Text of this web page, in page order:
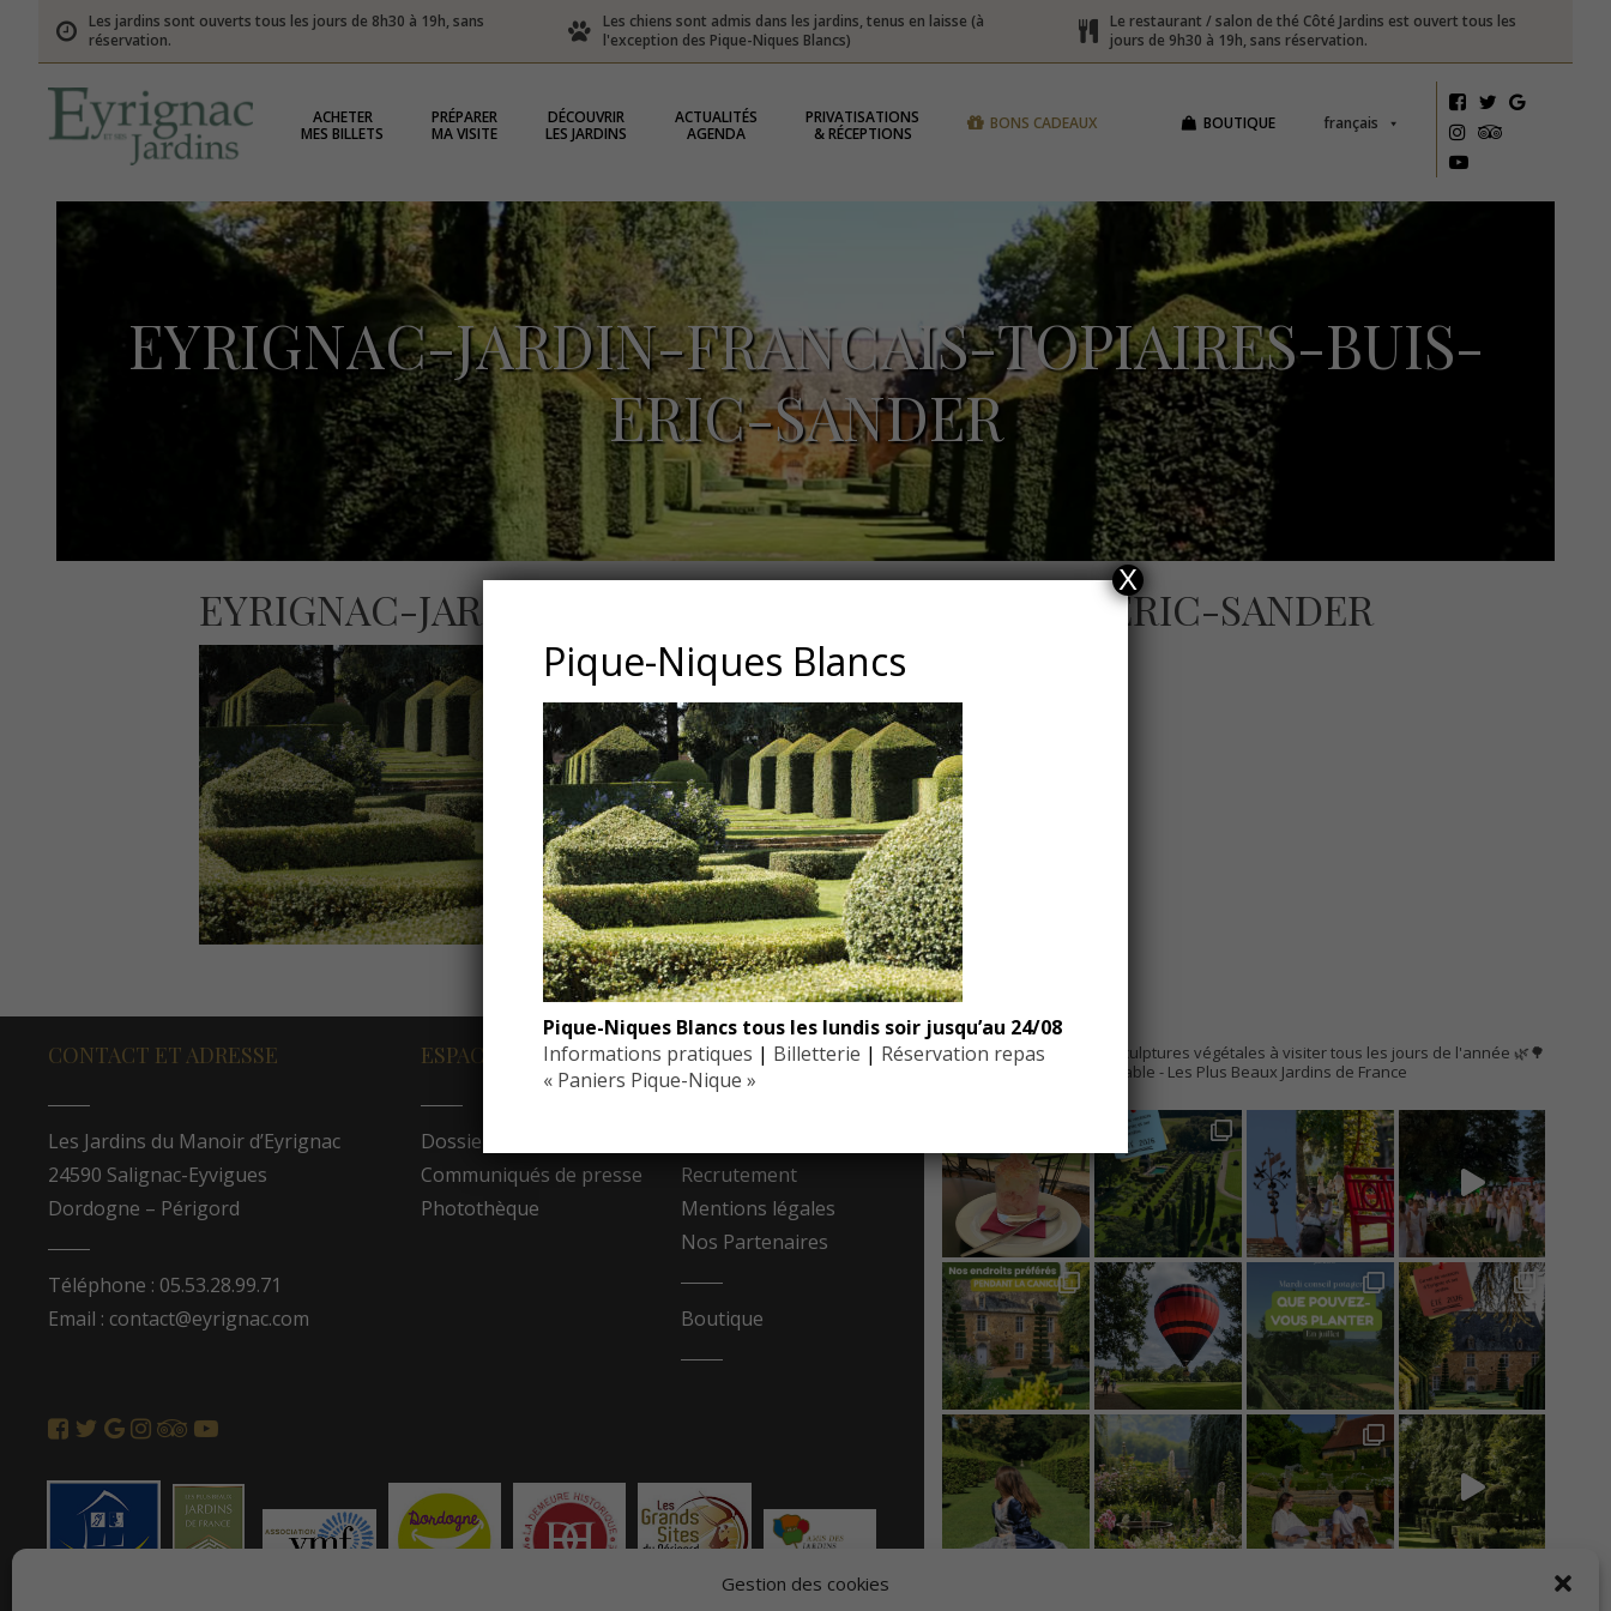
Gestion des cookies
Les jardins sont ouverts tous les jours de 8h30 à 19h, sans
réservation.
Les chiens sont admis dans les jardins, tenus en laisse (à
l'exception des Pique-Niques Blancs)
Le restaurant / salon de thé Côté Jardins est ouvert tous les
jours de 9h30 à 19h, sans réservation.
ACHETER
MES BILLETS
PRÉPARER
MA VISITE
DÉCOUVRIR
LES JARDINS
ACTUALITÉS
AGENDA
PRIVATISATIONS
& RÉCEPTIONS
français
BOUTIQUE
BONS CADEAUX
EYRIGNAC-JARDIN-FRANCAIS-TOPIAIRES-BUIS-
ERIC-SANDER
EYRIGNAC-JARDIN-FRANCAIS-TOPIAIRES-BUIS-ERIC-SANDER
CONTACT ET ADRESSE
Les Jardins du Manoir d’Eyrignac
24590 Salignac-Eyvigues
Dordogne – Périgord
Téléphone : 05.53.28.99.71
Email : contact@eyrignac.com
ESPACE PRESSE
Dossier de presse
Communiqués de presse
Photothèque
Recrutement
Mentions légales
Nos Partenaires
Boutique
EYRIGNAC
10 hectares de sculptures végétales à visiter tous les jours de l'année 🌿🌳
- Jardin Remarquable- Les Plus Beaux Jardins de France
Pique-Niques Blancs
Pique-Niques Blancs tous les lundis soir jusqu’au 24/08
Informations pratiques | Billetterie | Réservation repas
« Paniers Pique-Nique »
X